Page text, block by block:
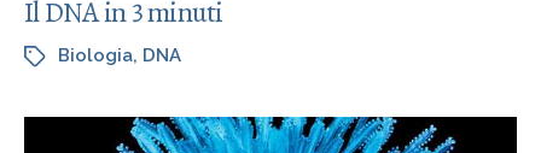
Il DNA in 3 minuti
Biologia, DNA